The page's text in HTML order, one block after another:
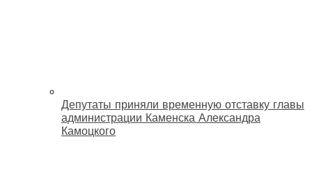
Депутаты приняли временную отставку главы
администрации Каменска Александра
Камоцкого